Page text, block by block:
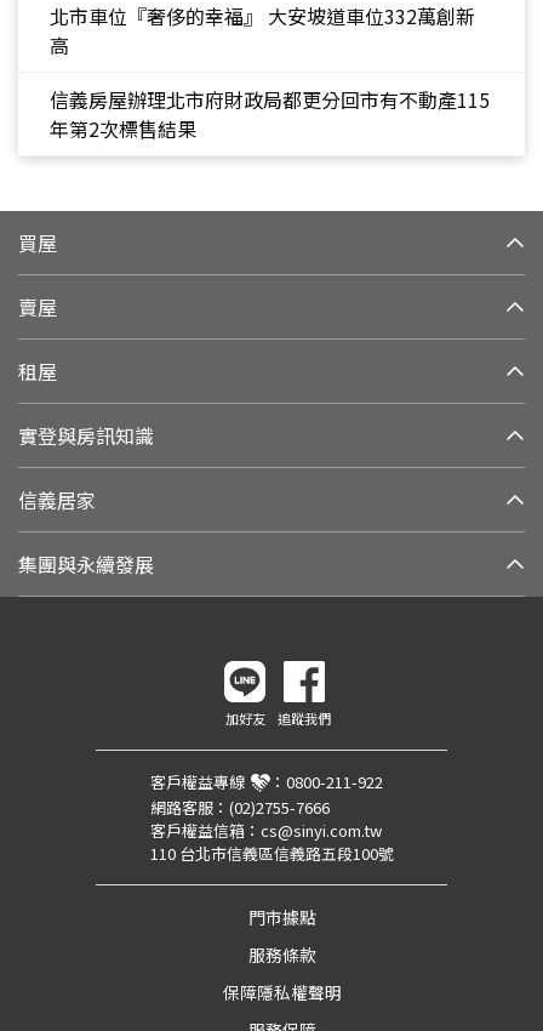
北市車位『奢侈的幸福』 大安坡道車位332萬創新
高
信義房屋辦理北市府財政局都更分回市有不動產115
年第2次標售結果
買屋
賣屋
租屋
實登與房訊知識
信義居家
集團與永續發展
加好友 追蹤我們
客戶權益專線 ： 0800-211-922
網路客服： (02)2755-7666
客戶權益信箱： cs@sinyi.com.tw
110 台北市信義區信義路五段100號
門市據點
服務條款
保障隱私權聲明